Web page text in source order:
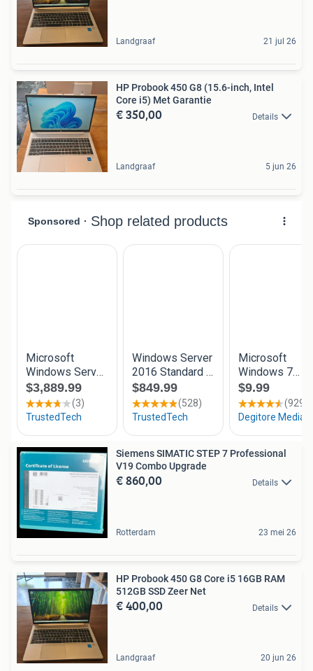
Landgraaf 21 jul 26
HP Probook 450 G8 (15.6-inch, Intel
Core i5) Met Garantie
€ 350,00 Details
Landgraaf 5 jun 26
Siemens SIMATIC STEP 7 Professional
V19 Combo Upgrade
€ 860,00 Details
Rotterdam 23 mei 26
HP Probook 450 G8 Core i5 16GB RAM
512GB SSD Zeer Net
€ 400,00 Details
Landgraaf 20 jun 26